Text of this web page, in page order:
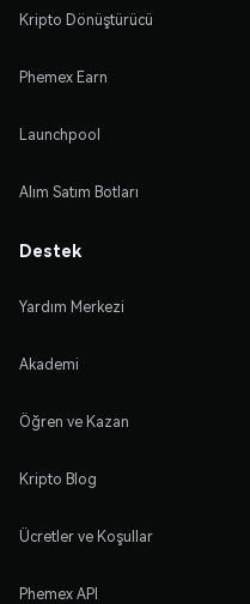
Kripto Dönüştürücü
Phemex Earn
Launchpool
Alım Satım Botları
Destek
Yardım Merkezi
Akademi
Öğren ve Kazan
Kripto Blog
Ücretler ve Koşullar
Phemex API